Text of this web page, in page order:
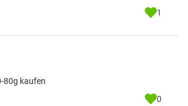
1
80g kaufen
0